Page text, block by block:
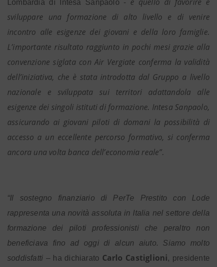
Lombardia di Intesa Sanpaolo -
sviluppare una formazione di alto livello e di venire
incontro alle esigenze dei giovani e della loro famiglie.
L’importante risultato raggiunto in pochi mesi grazie alla
convenzione siglata con Air Vergiate conferma la validità
dell’iniziativa, che è stata introdotta dal Gruppo a livello
nazionale e sviluppata sui territori adattandola alle
esigenze dei singoli istituti di formazione. Intesa Sanpaolo,
assicurando ai giovani piloti di domani la possibilità di
accesso a un eccellente percorso formativo, si conferma
ancora una volta banca dell’economia reale”.
“Il sostegno finanziario di PerTe Prestito con Lode
rappresenta una novità assoluta in Italia nel settore della
formazione dei piloti professionisti che peraltro non
beneficiava fino ad oggi di alcun aiuto. Siamo molto
soddisfatti – ha dichiarato Carlo Castiglioni, presidente